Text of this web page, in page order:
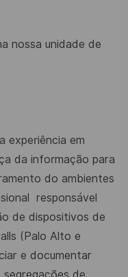
nossa unidade de
experiência em
da informação para
do ambientes
responsável
de dispositivos de
(Palo Alto e
e documentar